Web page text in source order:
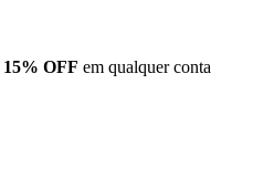
15% OFF em qualquer conta